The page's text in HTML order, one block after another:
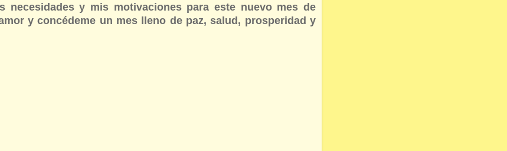
y mis motivaciones para este nuevo mes de
y concédeme un mes lleno de paz, salud, prosperidad y